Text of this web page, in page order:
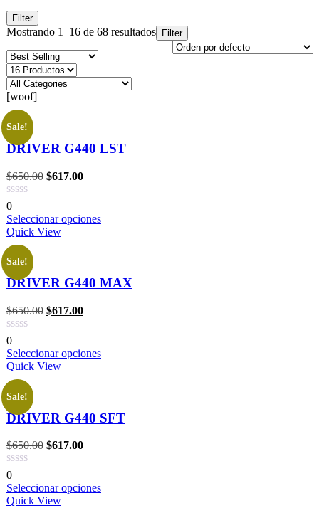
Filter
Mostrando 1–16 de 68 resultados Filter
[woof]
Sale!
DRIVER G440 LST
$650.00 $617.00
0
Seleccionar opciones
Quick View
Sale!
DRIVER G440 MAX
$650.00 $617.00
0
Seleccionar opciones
Quick View
Sale!
DRIVER G440 SFT
$650.00 $617.00
0
Seleccionar opciones
Quick View